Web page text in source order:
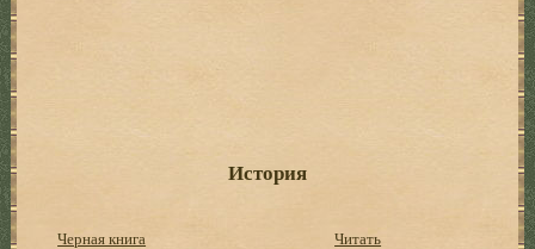
История
Черная книга Читать